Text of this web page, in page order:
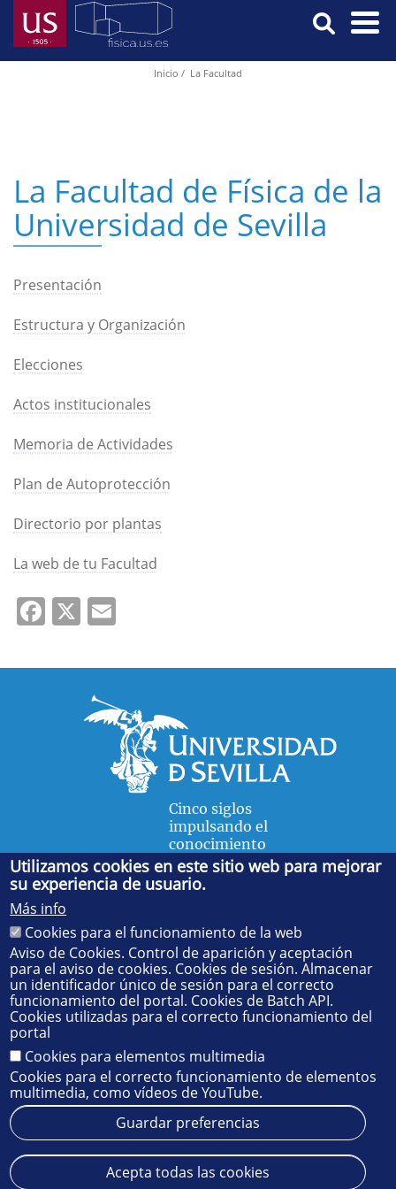
Pasar
contenido
Inicio La Facultad
La Facultad de Física de la
Universidad de Sevilla
Presentación
Estructura y Organización
Elecciones
Actos institucionales
Memoria de Actividades
Plan de Autoprotección
Directorio por plantas
La web de tu Facultad
Facebook
X
Cinco siglos
impulsando el
conocimiento
FACULTAD DE FÍSICA
Avda. de la Reina Mercedes, s/n. 41012 Sevilla. Tel.:
55 28 91. Administración:administradorfisica@us.es
Secretaría:jsecfisi@us.es- Decanato:ffisaog@us.es
Aviso legal Protección de datos
Cookies
© 2025SIC - Universidad de Sevilla
Utilizamos cookies en este sitio web para mejorar
su experiencia de usuario.
Más info
Cookies para el funcionamiento de la web
Aviso de Cookies. Control de aparición y aceptación
para el aviso de cookies. Cookies de sesión. Almacenar
un identificador único de sesión para el correcto
funcionamiento del portal. Cookies de Batch API.
Cookies utilizadas para el correcto funcionamiento del
portal
Cookies para elementos multimedia
Cookies para el correcto funcionamiento de elementos
multimedia, como vídeos de YouTube.
Guardar preferencias
Acepta todas las cookies